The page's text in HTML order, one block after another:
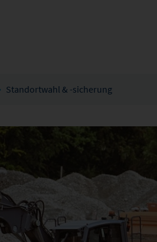
Standortwahl & -sicherung